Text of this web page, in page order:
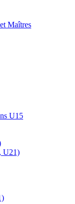
Maîtres
U15
U21)